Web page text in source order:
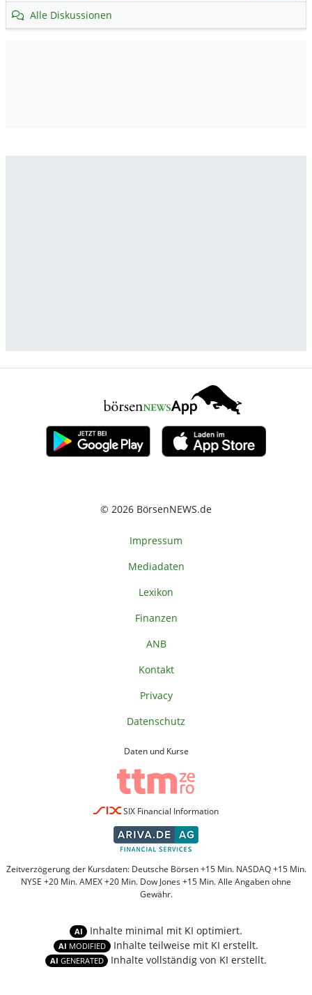
Alle Diskussionen
© 2026 BörsenNEWS.de
Impressum
Mediadaten
Lexikon
Finanzen
ANB
Kontakt
Privacy
Datenschutz
Daten und Kurse
SIX Financial Information
Zeitverzögerung der Kursdaten: Deutsche Börsen +15 Min. NASDAQ +15 Min.
NYSE +20 Min. AMEX +20 Min. Dow Jones +15 Min. Alle Angaben ohne
Gewähr.
AI Inhalte minimal mit KI optimiert.
AI MODIFIED Inhalte teilweise mit KI erstellt.
AI GENERATED Inhalte vollständig von KI erstellt.